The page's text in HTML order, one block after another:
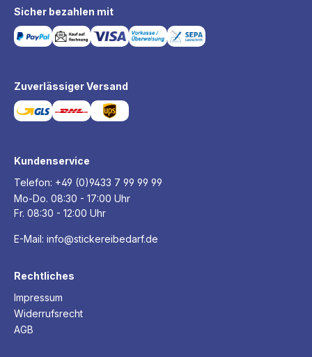
Sicher bezahlen mit
Zuverlässiger Versand
Kundenservice
Telefon: +49 (0)9433 7 99 99 99
Mo-Do. 08:30 - 17:00 Uhr
Fr. 08:30 - 12:00 Uhr
E-Mail: info@stickereibedarf.de
Rechtliches
Impressum
Widerrufsrecht
AGB